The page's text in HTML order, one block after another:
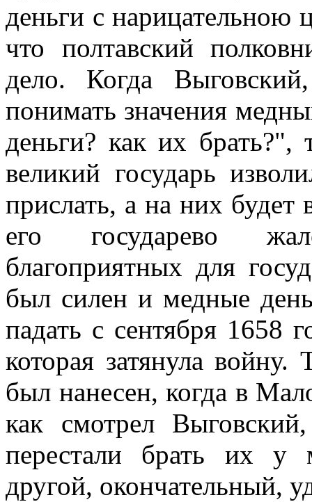
деньги с
что полтавский
дело. Когда
понимать значения
деньги? как их
великий государь
прислать, а на них будет
его государево
благоприятных для
был силен и медные
падать с сентября 1658
которая затянула
был нанесен, когда в
как смотрел
перестали брать их у
другой, окончательный,